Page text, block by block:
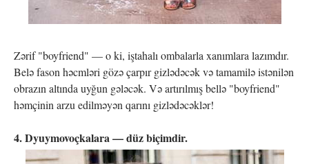
Zərif "boyfriend" — o ki, iştahalı ombalarla xanımlara lazımdır.
Belə fason həcmləri gözə çarpır gizlədəcək və tamamilə istənilən
obrazın altında uyğun gələcək. Və artırılmış bellə "boyfriend"
həmçinin arzu edilməyən qarını gizlədəcəklər!
4. Dyuymovoçkalara — düz biçimdir.